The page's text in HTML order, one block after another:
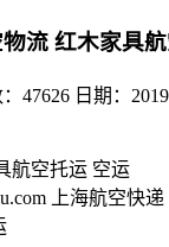
流 红木家具
47626 日期：
航空托运 空运
上海航空快递